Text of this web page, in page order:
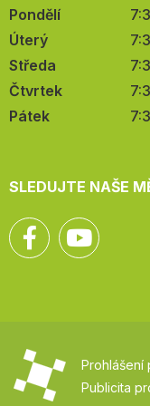
Pondělí
Úterý
Středa
Čtvrtek
Pátek
SLEDUJTE NAŠE
Facebook
Prohlášení
Publicita